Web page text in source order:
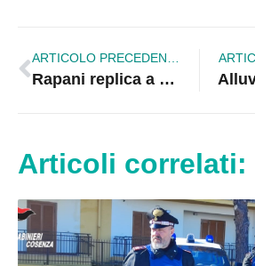
Rapani replica a sindacato autonomo e campo largo: «Sulla Sibari-Crotone-Catanzaro-Lamezia troppi silenzi dal 2017 al 2022»
Articoli correlati: